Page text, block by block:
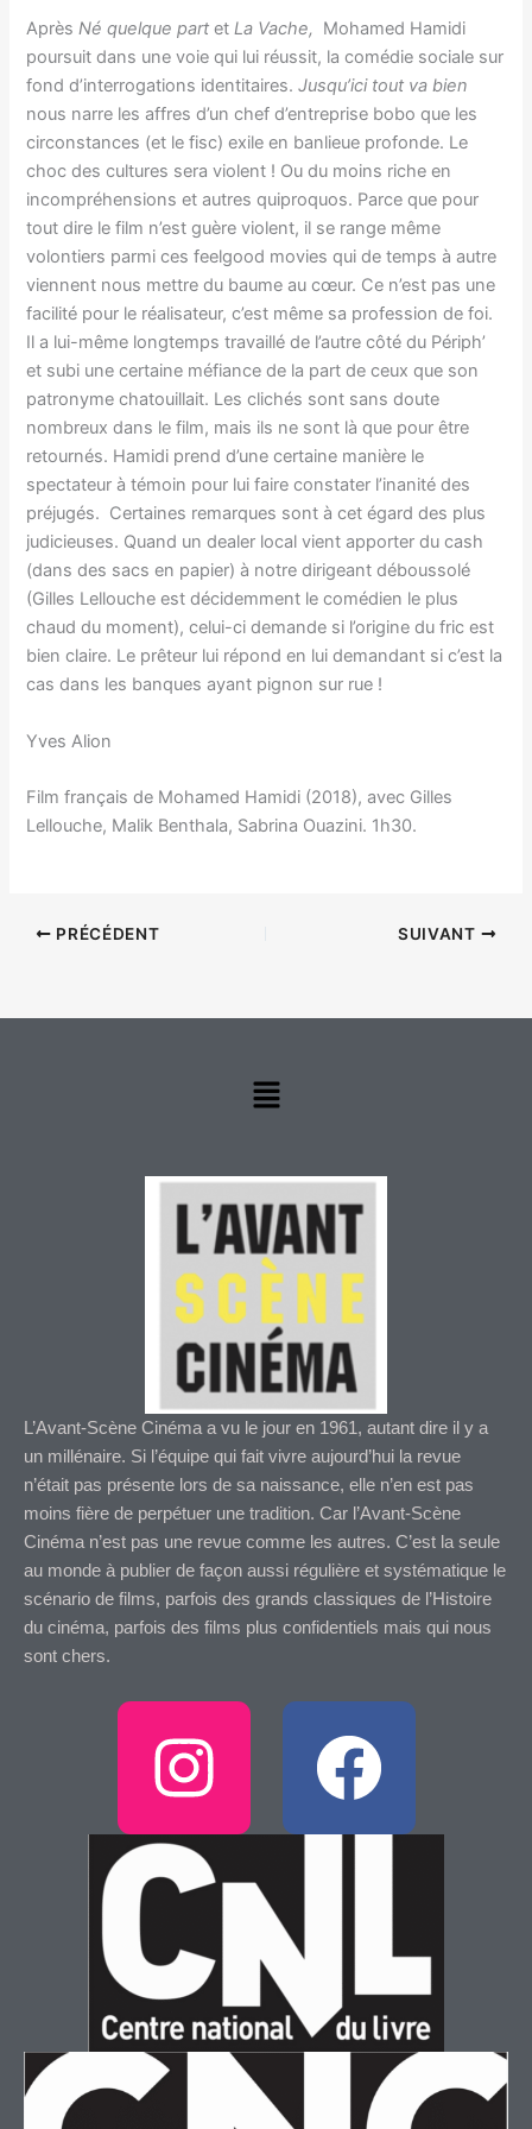
AprèsNé quelque part etLa Vache, Mohamed Hamidi
poursuit dans une voie qui lui réussit, la comédie sociale sur
fond d’interrogations identitaires.Jusqu’ici tout va bien
nous narre les affres d’un chef d’entreprise bobo que les
circonstances (et le fisc) exile en banlieue profonde. Le
choc des cultures sera violent ! Ou du moins riche en
incompréhensions et autres quiproquos. Parce que pour
tout dire le film n’est guère violent, il se range même
volontiers parmi ces feelgood movies qui de temps à autre
viennent nous mettre du baume au cœur. Ce n’est pas une
facilité pour le réalisateur, c’est même sa profession de foi.
Il a lui-même longtemps travaillé de l’autre côté du Périph’
et subi une certaine méfiance de la part de ceux que son
patronyme chatouillait. Les clichés sont sans doute
nombreux dans le film, mais ils ne sont là que pour être
retournés. Hamidi prend d’une certaine manière le
spectateur à témoin pour lui faire constater l’inanité des
préjugés. Certaines remarques sont à cet égard des plus
judicieuses. Quand un dealer local vient apporter du cash
(dans des sacs en papier) à notre dirigeant déboussolé
(Gilles Lellouche est décidemment le comédien le plus
chaud du moment), celui-ci demande si l’origine du fric est
bien claire. Le prêteur lui répond en lui demandant si c’est la
cas dans les banques ayant pignon sur rue !
Yves Alion
Film français de Mohamed Hamidi (2018), avec Gilles
Lellouche, Malik Benthala, Sabrina Ouazini. 1h30.
PRÉCÉDENT SUIVANT
Menu
L’Avant-Scène Cinéma a vu le jour en 1961, autant dire il y a
un millénaire. Si l’équipe qui fait vivre aujourd’hui la revue
n’était pas présente lors de sa naissance, elle n’en est pas
moins fière de perpétuer une tradition. Car l’Avant-Scène
Cinéma n’est pas une revue comme les autres. C’est la seule
au monde à publier de façon aussi régulière et systématique le
scénario de films, parfois des grands classiques de l’Histoire
du cinéma, parfois des films plus confidentiels mais qui nous
sont chers.
I
n
s
t
a
g
F
a
b
o